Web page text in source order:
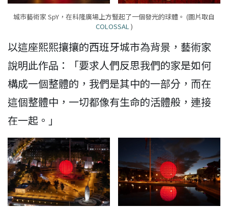
城市藝術家 SpY，在科隆廣場上方豎起了一個發光的球體。 (圖片取自
COLOSSAL)
以這座熙熙攘攘的西班牙城市為背景，藝術家
說明此作品：「要求人們反思我們的家是如何
構成一個整體的，我們是其中的一部分，而在
這個整體中，一切都像有生命的活體般，連接
在一起。」